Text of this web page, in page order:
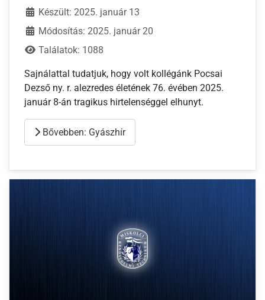
Készült: 2025. január 13
Módosítás: 2025. január 20
Találatok: 1088
Sajnálattal tudatjuk, hogy volt kollégánk Pocsai
Dezső ny. r. alezredes életének 76. évében 2025.
január 8-án tragikus hirtelenséggel elhunyt.
Bővebben: Gyászhír